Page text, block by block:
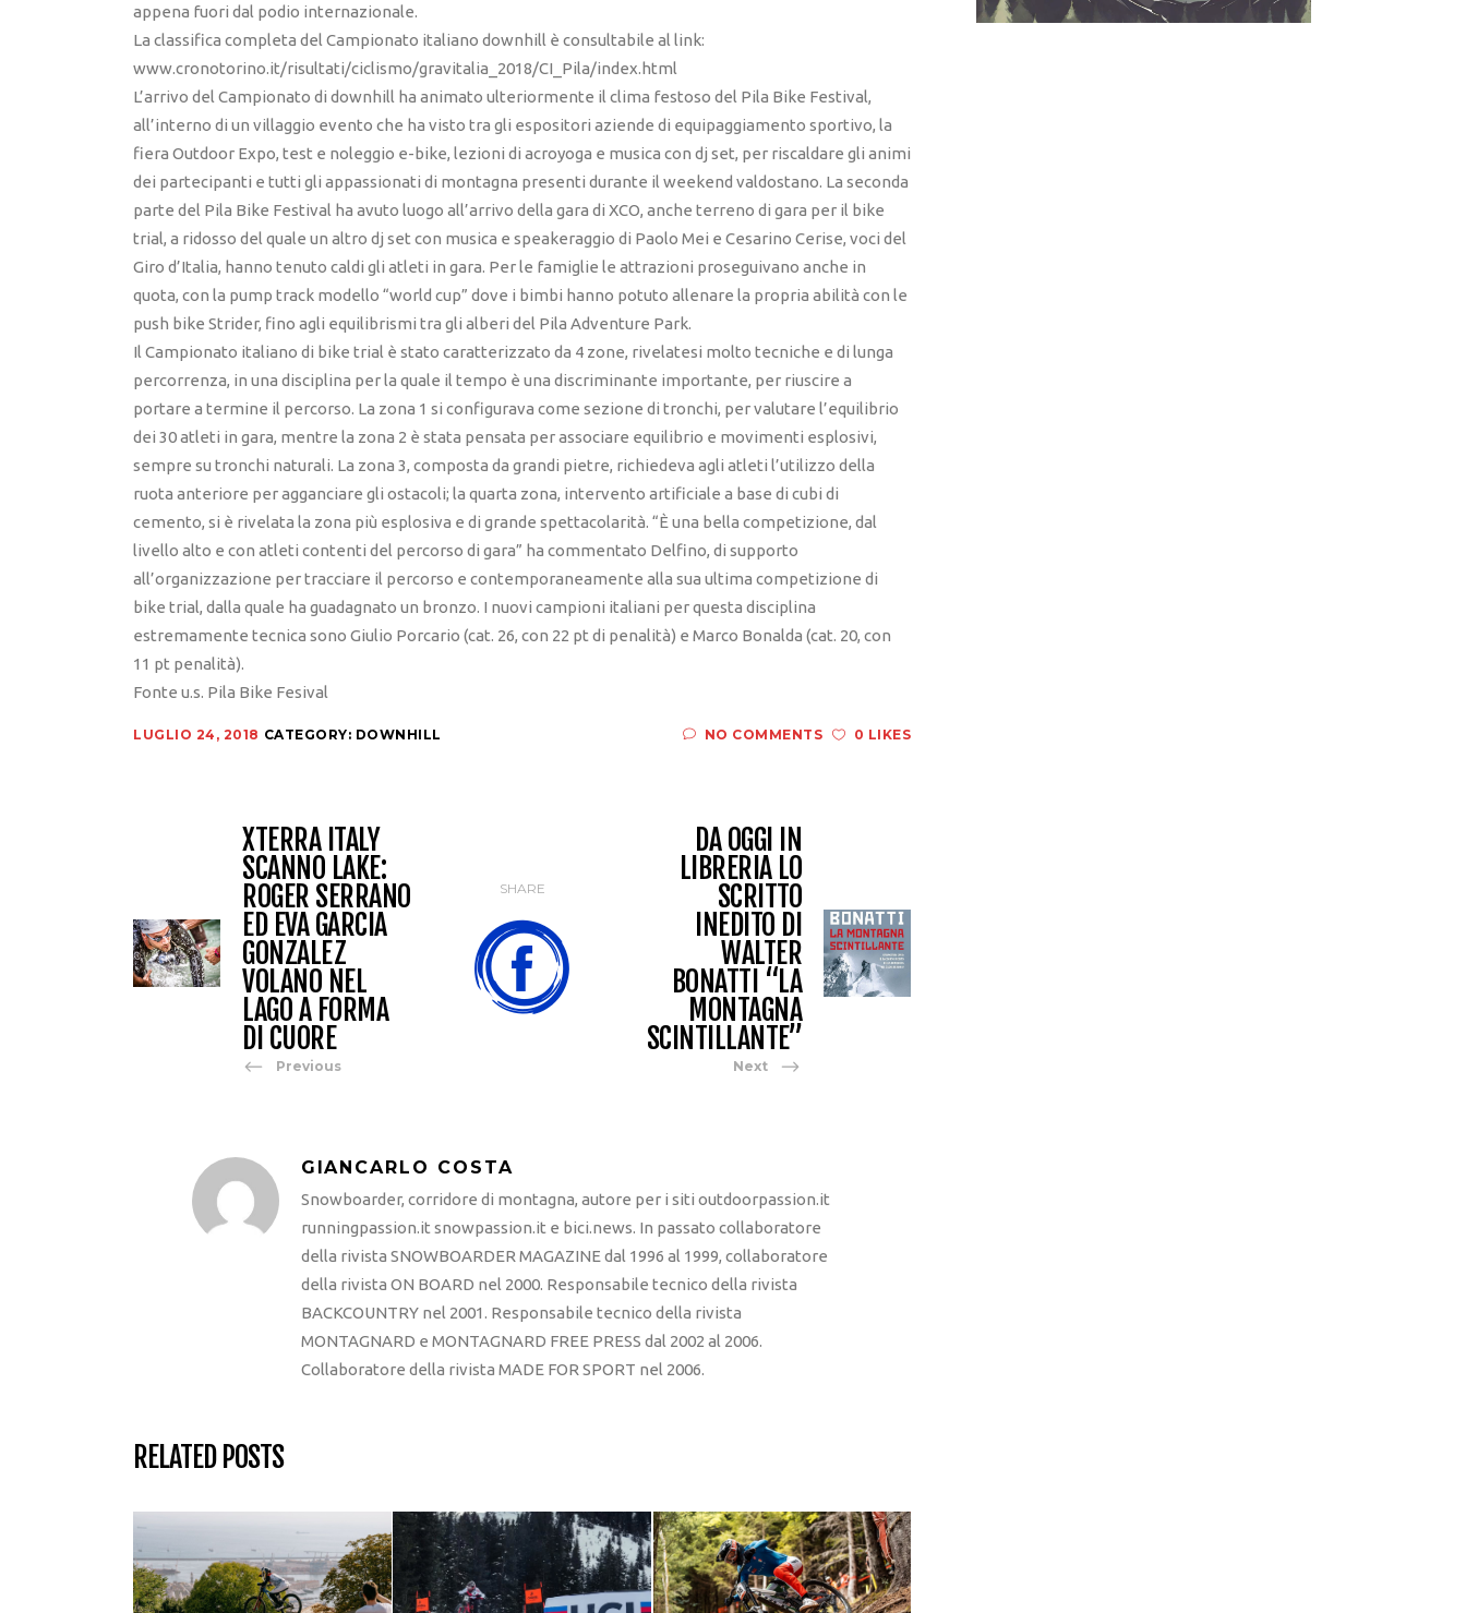
appena fuori dal podio internazionale.
La classifica completa del Campionato italiano downhill è consultabile al link:
www.cronotorino.it/risultati/ciclismo/gravitalia_2018/CI_Pila/index.html
L’arrivo del Campionato di downhill ha animato ulteriormente il clima festoso del Pila Bike Festival,
all’interno di un villaggio evento che ha visto tra gli espositori aziende di equipaggiamento sportivo, la
fiera Outdoor Expo, test e noleggio e-bike, lezioni di acroyoga e musica con dj set, per riscaldare gli animi
dei partecipanti e tutti gli appassionati di montagna presenti durante il weekend valdostano. La seconda
parte del Pila Bike Festival ha avuto luogo all’arrivo della gara di XCO, anche terreno di gara per il bike
trial, a ridosso del quale un altro dj set con musica e speakeraggio di Paolo Mei e Cesarino Cerise, voci del
Giro d’Italia, hanno tenuto caldi gli atleti in gara. Per le famiglie le attrazioni proseguivano anche in
quota, con la pump track modello “world cup” dove i bimbi hanno potuto allenare la propria abilità con le
push bike Strider, fino agli equilibrismi tra gli alberi del Pila Adventure Park.
Il Campionato italiano di bike trial è stato caratterizzato da 4 zone, rivelatesi molto tecniche e di lunga
percorrenza, in una disciplina per la quale il tempo è una discriminante importante, per riuscire a
portare a termine il percorso. La zona 1 si configurava come sezione di tronchi, per valutare l’equilibrio
dei 30 atleti in gara, mentre la zona 2 è stata pensata per associare equilibrio e movimenti esplosivi,
sempre su tronchi naturali. La zona 3, composta da grandi pietre, richiedeva agli atleti l’utilizzo della
ruota anteriore per agganciare gli ostacoli; la quarta zona, intervento artificiale a base di cubi di
cemento, si è rivelata la zona più esplosiva e di grande spettacolarità. “È una bella competizione, dal
livello alto e con atleti contenti del percorso di gara” ha commentato Delfino, di supporto
all’organizzazione per tracciare il percorso e contemporaneamente alla sua ultima competizione di
bike trial, dalla quale ha guadagnato un bronzo. I nuovi campioni italiani per questa disciplina
estremamente tecnica sono Giulio Porcario (cat. 26, con 22 pt di penalità) e Marco Bonalda (cat. 20, con
11 pt penalità).
Fonte u.s. Pila Bike Fesival
LUGLIO 24, 2018 CATEGORY: DOWNHILL NO COMMENTS 0 LIKES
XTERRA ITALY
SCANNO LAKE:
ROGER SERRANO
ED EVA GARCIA
GONZALEZ
VOLANO NEL
LAGO A FORMA
DI CUORE
Previous
SHARE
DA OGGI IN
LIBRERIA LO
SCRITTO
INEDITO DI
WALTER
BONATTI “LA
MONTAGNA
SCINTILLANTE”
Next
GIANCARLO COSTA
Snowboarder, corridore di montagna, autore per i siti outdoorpassion.it
runningpassion.it snowpassion.it e bici.news. In passato collaboratore
della rivista SNOWBOARDER MAGAZINE dal 1996 al 1999, collaboratore
della rivista ON BOARD nel 2000. Responsabile tecnico della rivista
BACKCOUNTRY nel 2001. Responsabile tecnico della rivista
MONTAGNARD e MONTAGNARD FREE PRESS dal 2002 al 2006.
Collaboratore della rivista MADE FOR SPORT nel 2006.
RELATED POSTS